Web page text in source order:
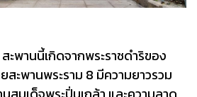
สะพานนี้เกิดจากพระราชดำริของ
สะพานพระราม 8 มีความยาวรวม